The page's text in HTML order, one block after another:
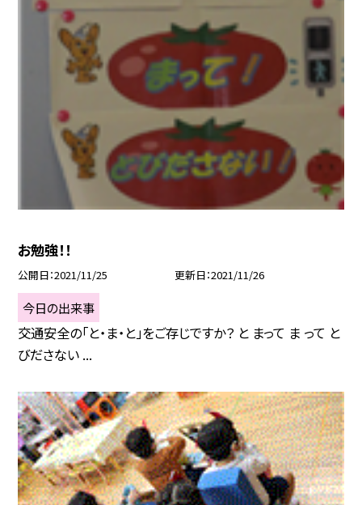
お勉強！！
公開日 2021/11/25 更新日 2021/11/26
今日の出来事
交通安全の「と・ま・と」をご存じですか？ と まって ま って と
びださない ...